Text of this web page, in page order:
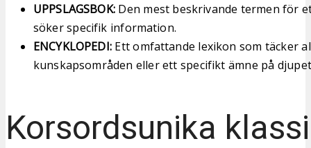
UPPSLAGSBOK:Den mest beskrivande termen för
söker specifik information.
ENCYKLOPEDI:Ett omfattande lexikon som täcker
kunskapsområden eller ett specifikt ämne på
Korsordsunika